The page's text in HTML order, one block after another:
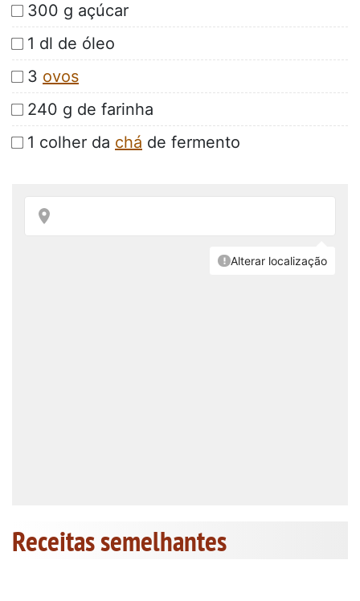
300 g açúcar
1 dl de óleo
3 ovos
240 g de farinha
1 colher da chá de fermento
Receitas semelhantes